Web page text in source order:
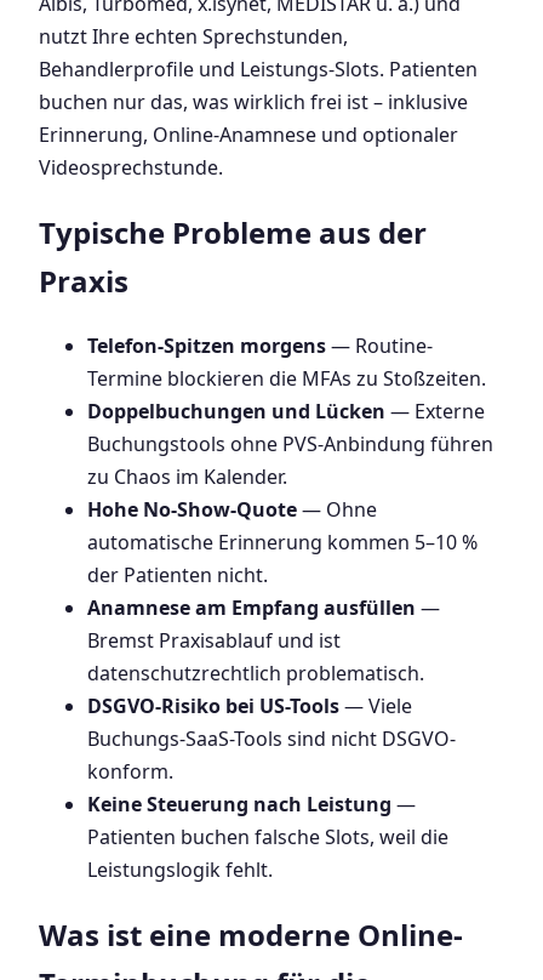
nutzt Ihre echten Sprechstunden,
Behandlerprofile und Leistungs-Slots. Patienten
buchen nur das, was wirklich frei ist – inklusive
Erinnerung, Online-Anamnese und optionaler
Videosprechstunde.
Typische Probleme aus der
Praxis
Telefon-Spitzen morgens— Routine-
Termine blockieren die MFAs zu Stoßzeiten.
Doppelbuchungen und Lücken — Externe
Buchungstools ohne PVS-Anbindung führen
zu Chaos im Kalender.
Hohe No-Show-Quote— Ohne
automatische Erinnerung kommen 5–10 %
der Patienten nicht.
Anamnese am Empfang ausfüllen —
Bremst Praxisablauf und ist
datenschutzrechtlich problematisch.
DSGVO-Risiko bei US-Tools— Viele
Buchungs-SaaS-Tools sind nicht DSGVO-
konform.
Keine Steuerung nach Leistung —
Patienten buchen falsche Slots, weil die
Leistungslogik fehlt.
Was ist eine moderne Online-